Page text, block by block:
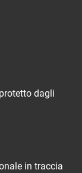
dagli
in traccia